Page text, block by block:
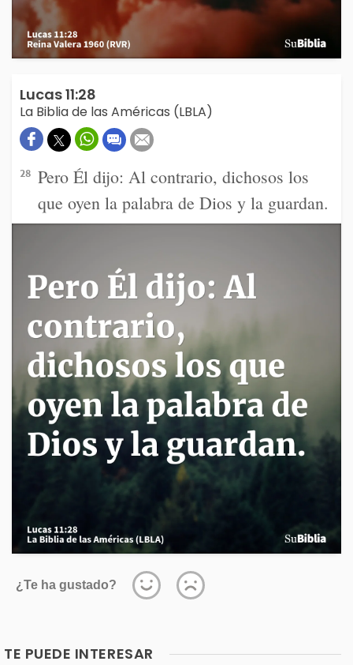
Lucas 11:28
La Biblia de las Américas (LBLA)
28 Pero Él dijo: Al contrario, dichosos los
que oyen la palabra de Dios y la guardan.
¿Te ha gustado?
TE PUEDE INTERESAR